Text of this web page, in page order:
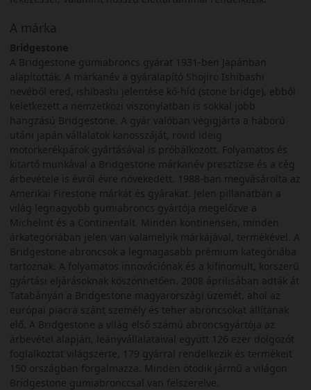
A márka
Bridgestone
A Bridgestone gumiabroncs gyárat 1931-ben Japánban
alapították. A márkanév a gyáralapító Shojiro Ishibashi
nevéből ered, ishibashi jelentése kő-híd (stone bridge), ebből
keletkezett a nemzetközi viszonylatban is sokkal jobb
hangzású Bridgestone. A gyár valóban végigjárta a háború
utáni japán vállalatok kanosszáját, rövid ideig
motorkerékpárok gyártásával is próbálkozott. Folyamatos és
kitartó munkával a Bridgestone márkanév presztízse és a cég
árbevétele is évről évre növekedett. 1988-ban megvásárolta az
Amerikai Firestone márkát és gyárakat. Jelen pillanatban a
világ legnagyobb gumiabroncs gyártója megelőzve a
Michelint és a Continentalt. Minden kontinensen, minden
árkategóriában jelen van valamelyik márkájával, termékével. A
Bridgestone abroncsok a legmagasabb prémium kategóriába
tartoznak. A folyamatos innovációnak és a kifinomult, korszerű
gyártási eljárásoknak köszönhetően. 2008 áprilisában adták át
Tatabányán a Bridgestone magyarországi üzemét, ahol az
európai piacra szánt személy és teher abroncsokat állítanak
elő. A Bridgestone a világ első számú abroncsgyártója az
árbevétel alapján, leányvállalataival együtt 126 ezer dolgozót
foglalkoztat világszerte, 179 gyárral rendelkezik és termékeit
150 országban forgalmazza. Minden ötödik jármű a világon
Bridgestone gumiabronccsal van felszerelve.